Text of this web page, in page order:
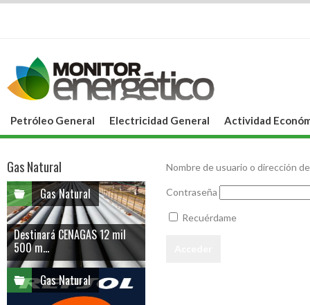
Petróleo General Electricidad General Actividad
Nombre de usuario o dirección
Contraseña
Recuérdame
Gas Natural
Gas Natural
Destinará CENAGAS 12 mil
500 m...
Gas Natural